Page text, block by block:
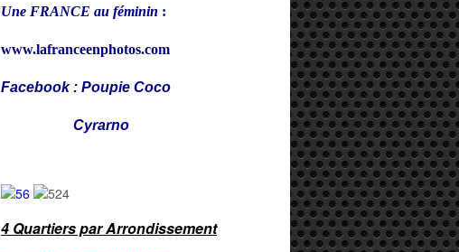
Une FRANCE au féminin :
www.lafranceenphotos.com
Facebook : Poupie Coco
Cyrarno
4 Quartiers par Arrondissement